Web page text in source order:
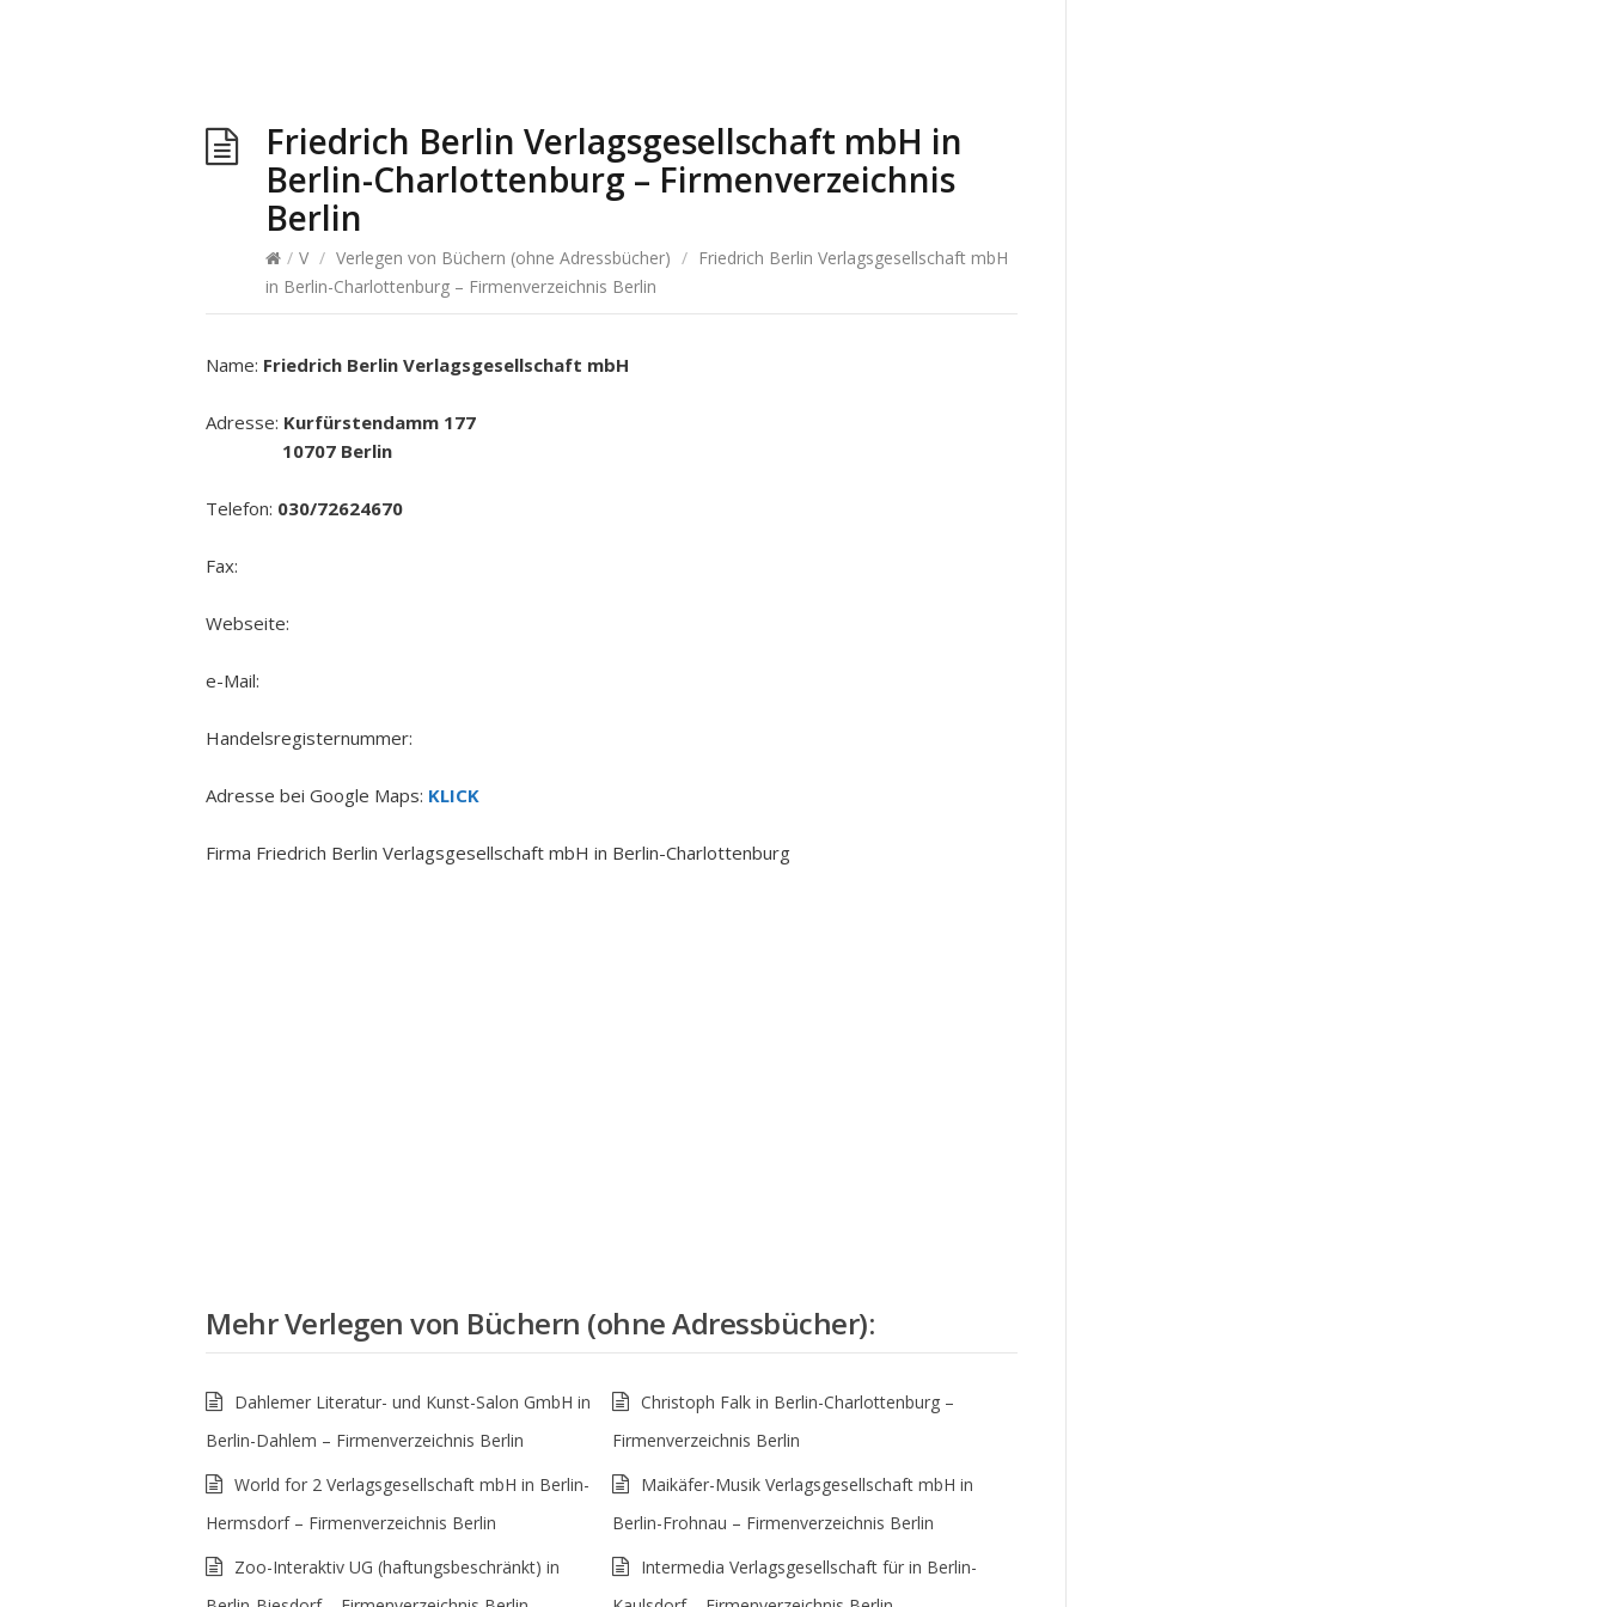
Friedrich Berlin Verlagsgesellschaft mbH in
Berlin-Charlottenburg – Firmenverzeichnis
Berlin
/ V / Verlegen von Büchern (ohne Adressbücher) / Friedrich Berlin Verlagsgesellschaft mbH
in Berlin-Charlottenburg – Firmenverzeichnis Berlin
Name: Friedrich Berlin Verlagsgesellschaft mbH
Adresse: Kurfürstendamm 177
10707 Berlin
Telefon: 030/72624670
Fax:
Webseite:
e-Mail:
Handelsregisternummer:
Adresse bei Google Maps: KLICK
Firma Friedrich Berlin Verlagsgesellschaft mbH in Berlin-Charlottenburg
MehrVerlegen von Büchern (ohne Adressbücher):
Dahlemer Literatur- und Kunst-Salon GmbH in
Berlin-Dahlem – Firmenverzeichnis Berlin
Christoph Falk in Berlin-Charlottenburg –
Firmenverzeichnis Berlin
World for 2 Verlagsgesellschaft mbH in Berlin-
Hermsdorf – Firmenverzeichnis Berlin
Maikäfer-Musik Verlagsgesellschaft mbH in
Berlin-Frohnau – Firmenverzeichnis Berlin
Zoo-Interaktiv UG (haftungsbeschränkt) in
Intermedia Verlagsgesellschaft für in Berlin-